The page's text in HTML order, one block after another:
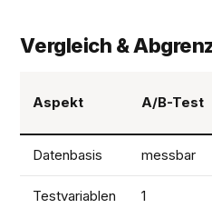
Vergleich &
Aspekt A/B-Test
Datenbasis messbar
Testvariablen 1